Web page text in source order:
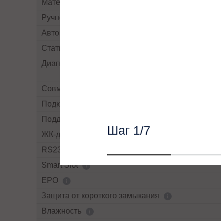
Материал корпуса
Ручной By-pass
Автоматический By-pass
Статический By-pass
Диапазон напряжений байпасса
Совместная работа с генератором
Подключение внешних АКБ
Поддержка SNMP
ЖК-дисплей
RS232
Smart Slot
EPO
Защита от короткого замыкания
Влажность
Шаг 1/7